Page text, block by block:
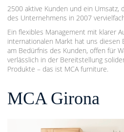
2500 aktive Kunden und ein Umsatz,
des Unternehmens in 2007
Ein flexibles Management mit klarer
internationalen Markt hat uns diesen
am Bedürfnis des Kunden, offen für
verlässlich in der Bereitstellung
Produkte – das ist MCA furniture.
MCA Girona